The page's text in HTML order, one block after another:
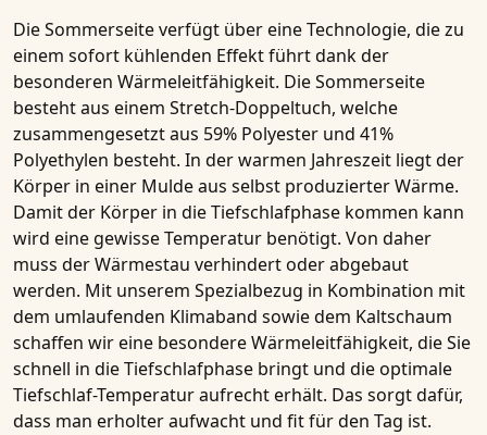
DieSommerseiteverfügt über eine Technologie, die zu
einem sofort kühlenden Effekt führt dank der
besonderen Wärmeleitfähigkeit. Die Sommerseite
besteht aus einem Stretch-Doppeltuch, welche
zusammengesetzt aus 59% Polyester und 41%
Polyethylen besteht. In der warmen Jahreszeit liegt der
Körper in einer Mulde aus selbst produzierter Wärme.
Damit der Körper in die Tiefschlafphase kommen kann
wird eine gewisse Temperatur benötigt. Von daher
muss der Wärmestau verhindert oder abgebaut
werden. Mit unserem Spezialbezug in Kombination mit
dem umlaufenden Klimaband sowie dem Kaltschaum
schaffen wir eine besondere Wärmeleitfähigkeit, die Sie
schnell in die Tiefschlafphase bringt und die optimale
Tiefschlaf-Temperatur aufrecht erhält. Das sorgt dafür,
dass man erholter aufwacht und fit für den Tag ist.